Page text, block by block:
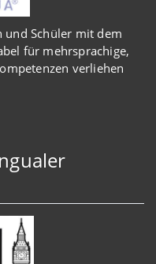
und Schüler mit dem
für mehrsprachige,
verliehen